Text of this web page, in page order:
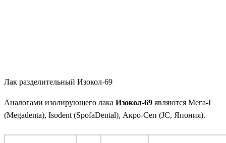
Лак разделительный Изокол-69
Аналогами изолирующего лака Изокол-69 являются Мега-I
(Megadenta), Isodent (SpofaDental) Акро-Сеп (JC, Япония).